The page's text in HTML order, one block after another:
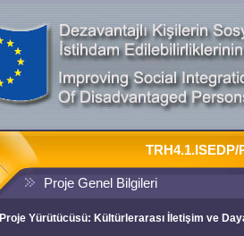
Proje Genel Bilgileri
Proje Yürütücüsü: Kültürlerarası İletişim ve